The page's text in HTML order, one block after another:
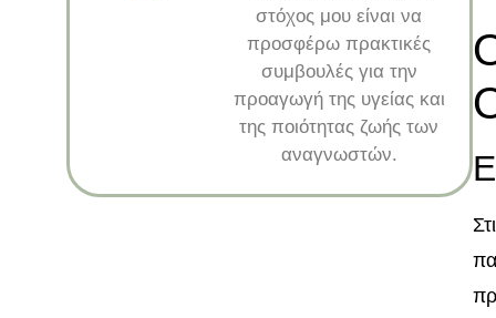
στόχος μου είναι να
προσφέρω πρακτικές
συμβουλές για την
προαγωγή της υγείας και
της ποιότητας ζωής των
αναγνωστών.